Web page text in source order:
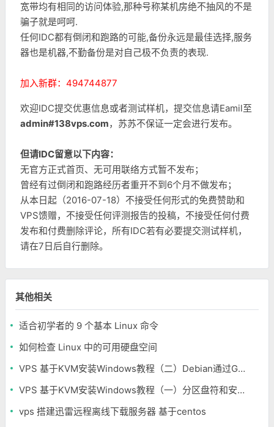
宽带均有相同的访问体验,那种号称某机房绝不抽风的不是
骗子就是呵呵.
任何IDC都有倒闭和跑路的可能,备份永远是最佳选择,服务
器也是机器,不勤备份是对自己极不负责的表现.
加入新群：494744877
欢迎IDC提交优惠信息或者测试样机，提交信息请Eamil至
admin#138vps.com，苏苏不保证一定会进行发布。
但请IDC留意以下内容：
无官方正式首页、无可用联络方式暂不发布；
曾经有过倒闭和跑路经历者重开不到6个月不做发布；
从本日起（2016-07-18）不接受任何形式的免费赞助和
VPS馈赠，不接受任何评测报告的投稿，不接受任何付费
发布和付费删除评论，所有IDC若有必要提交测试样机，
请在7日后自行删除。
其他相关
适合初学者的 9 个基本 Linux 命令
如何检查 Linux 中的可用硬盘空间
VPS 基于KVM安装Windows教程（二）Debian通过Grub引导安装Windows系统
VPS 基于KVM安装Windows教程（一）分区盘符和安装Debian
vps 搭建迅雷远程离线下载服务器 基于centos